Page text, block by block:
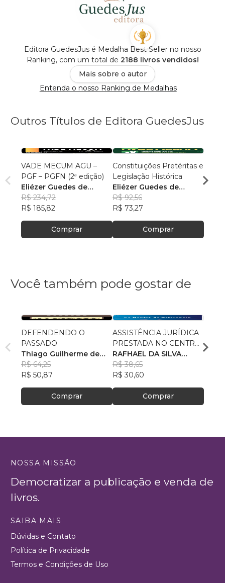
Editora GuedesJus é Medalha Best Seller no nosso
Ranking, com um total de 2188 livros vendidos!
Mais sobre o autor
Entenda o nosso Ranking de Medalhas
Outros Títulos de Editora GuedesJus
VADE MECUM AGU –
PGF – PGFN (2ª edição)
Eliézer Guedes de
Oliveira Junior
R$ 234,72
R$ 185,82
Comprar
Constituições Pretéritas e
Legislação Histórica
Eliézer Guedes de
Oliveira Junior
R$ 92,56
R$ 73,27
Comprar
Militar
Você também pode gostar de
DEFENDENDO O
PASSADO
Thiago Guilherme de
Souza
R$ 64,25
R$ 50,87
Comprar
ASSISTÊNCIA JURÍDICA
PRESTADA NO CENTRO
DE REFERÊNCIA
ESPECIALIZADO DE
ASSISTÊNCIA SOCIAL–
CREAS
RAFHAEL DA SILVA
PETRÔNIO
R$ 38,65
R$ 30,60
Comprar
AS
NOSSA MISSÃO
Democratizar a publicação e venda de
livros.
SAIBA MAIS
Dúvidas e Contato
Política de Privacidade
Termos e Condições de Uso